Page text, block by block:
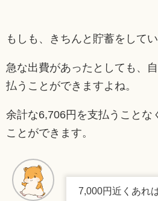
もしも、きちんと貯蓄をしてい
急な出費があったとしても、
払うことができますよね。
余計な6,706円を支払うことな
ことができます。
7,000円近くあれ